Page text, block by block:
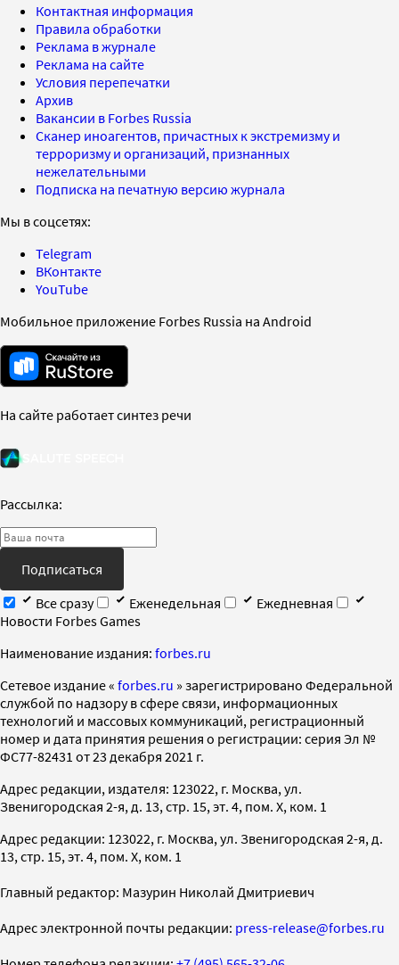
Контактная информация
Правила обработки
Реклама в журнале
Реклама на сайте
Условия перепечатки
Архив
Вакансии в Forbes Russia
Сканер иноагентов, причастных к экстремизму и
терроризму и организаций, признанных
нежелательными
Подписка на печатную версию журнала
Мы в соцсетях:
Telegram
ВКонтакте
YouTube
Мобильное приложение Forbes Russia на Android
На сайте работает синтез речи
Рассылка:
Подписаться
Все сразу
Еженедельная
Ежедневная
Новости Forbes Games
Наименование издания: forbes.ru
Cетевое издание « forbes.ru » зарегистрировано Федеральной
службой по надзору в сфере связи, информационных
технологий и массовых коммуникаций, регистрационный
номер и дата принятия решения о регистрации: серия Эл №
ФС77-82431 от 23 декабря 2021 г.
Адрес редакции, издателя: 123022, г. Москва, ул.
Звенигородская 2-я, д. 13, стр. 15, эт. 4, пом. X, ком. 1
Адрес редакции: 123022, г. Москва, ул. Звенигородская 2-я, д.
13, стр. 15, эт. 4, пом. X, ком. 1
Главный редактор: Мазурин Николай Дмитриевич
Адрес электронной почты редакции: press-release@forbes.ru